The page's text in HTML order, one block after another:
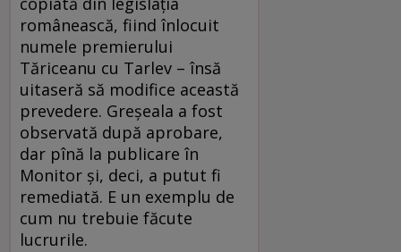
românească, fiind înlocuit
numele premierului
Tăriceanu cu Tarlev – însă
uitaseră să modifice această
prevedere. Greşeala a fost
observată după aprobare,
dar pînă la publicare în
Monitor şi, deci, a putut fi
remediată. E un exemplu de
cum nu trebuie făcute
lucrurile.